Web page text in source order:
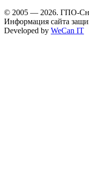
© 2005 — 2026. ГПО-
Информация сайта
Developed by WeCan IT